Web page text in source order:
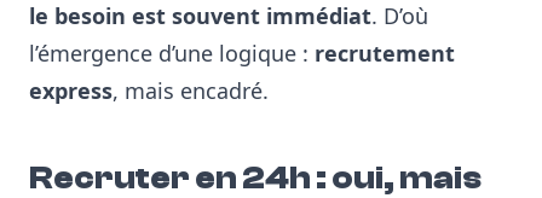
le besoin est souvent immédiat. D’où
l’émergence d’une logique : recrutement
express, mais encadré.
Recruter en 24h : oui, mais